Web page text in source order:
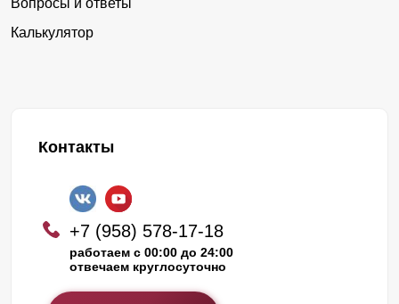
Калькулятор
Контакты
+7 (958) 578-17-18
работаем с 00:00 до 24:00
отвечаем круглосуточно